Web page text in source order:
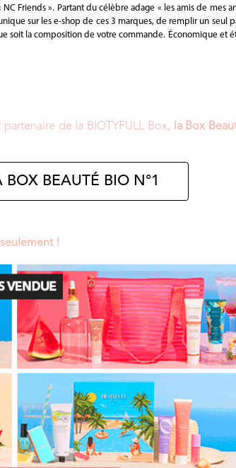
Friends ». Partant du célèbre adage « les amis de mes
sur les e-shop de ces 3 marques, de remplir un seul
soit la composition de votre commande. Économique et
partenaire de la BIOTYFULL Box,
la Box
BOX BEAUTÉ BIO N°1
!